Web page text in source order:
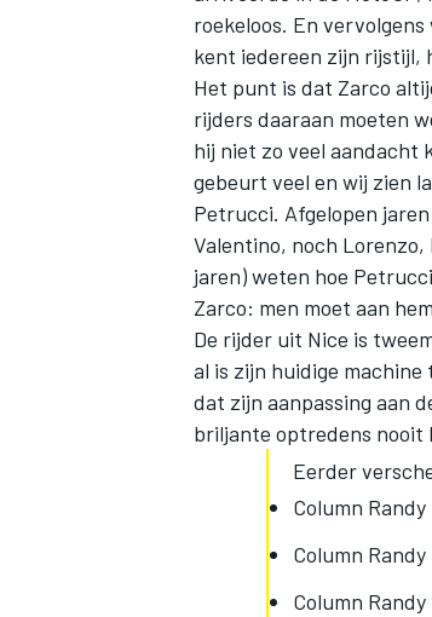
roekeloos. En
kent iedereen zijn rijstijl,
Het punt is dat Zarco
rijders daaraan moeten
hij niet zo veel aandacht
gebeurt veel en wij zien
Petrucci. Afgelopen
Valentino, noch Lorenzo,
jaren) weten hoe
Zarco: men moet aan
De rijder uit Nice is
al is zijn huidige
dat zijn aanpassing aan
briljante optredens nooit
Eerder
Column
Column
Column